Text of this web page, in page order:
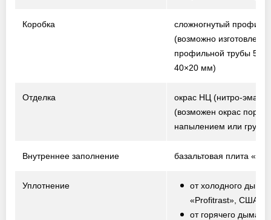
Коробка
сложногнутый профиль
(возможно
профильной трубы
40×20 мм)
Отделка
окрас НЦ (нитро-эмаль)
(возможен окрас
напылением или
Внутреннее заполнение базальтовая плита
Уплотнение
от холодного дыма
«Profitrast», США
от горячего дыма –